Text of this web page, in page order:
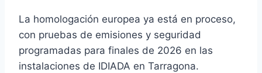
La homologación europea ya está en proceso,
con pruebas de emisiones y seguridad
programadas para finales de 2026 en las
instalaciones de IDIADA en Tarragona.